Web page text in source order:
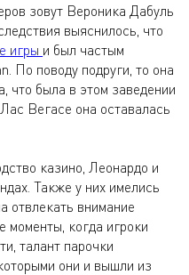
зовут Вероника Дабуль
выяснилось, что
игры и был частым
По поводу подруги, то она
что была в этом заведении
Вегасе она оставалась
казино, Леонардо и
Также у них имелись
отвлекать внимание
моменты, когда игроки
талант парочки
они и вышли из